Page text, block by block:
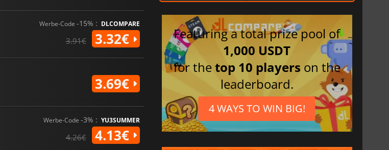
Werbe-Code -15% : DLCOMPARE
3.91€ 3.32€
3.69€
Werbe-Code -3% : YU3SUMMER
4.26€ 4.13€
Featuring a total prize pool of
1,000 USDT
for thetop 10 players on the
leaderboard.
4 WAYS TO WIN BIG!